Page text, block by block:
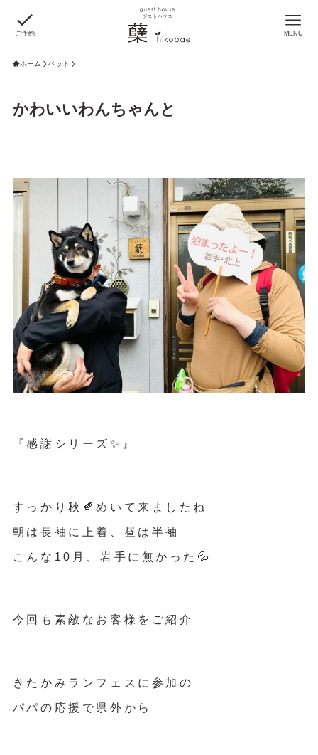
ご予約 MENU
ホーム ペット
かわいいわんちゃんと
『感謝シリーズ✨』
すっかり秋🍂めいて来ましたね
朝は長袖に上着、昼は半袖
こんな10月、岩手に無かった💦
今回も素敵なお客様をご紹介
きたかみランフェスに参加の
パパの応援で県外から